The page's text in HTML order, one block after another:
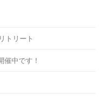
トリート
中です！